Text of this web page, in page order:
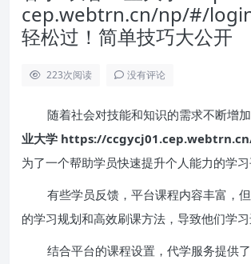
cep.webtrn.cn/np/#/
轻松过！简单技巧大公开
223次阅读 没有评论
随着社会对技能和知识的需求不断增加
业大学 https://
为了一个帮助学员快速提升个人能力的学习
有些学员反馈，平台课程内容丰富，
的学习规划和高效刷课方法，导致他们学习
结合平台的课程设置，代学服务提供了